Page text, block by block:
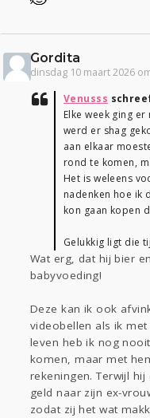
Gordita
dinsdag 10 maart 2026
Venusss
Elke week ging
werd er shag
aan elkaar
rond te komen,
Het is weleens
nadenken hoe ik
kon gaan kopen
Gelukkig ligt die
Wat erg, dat hij bier
babyvoeding!
Deze kan ik ook
videobellen als ik
leven heb ik nog
komen, maar met
rekeningen. Terwijl
geld naar zijn ex-
zodat zij het wat